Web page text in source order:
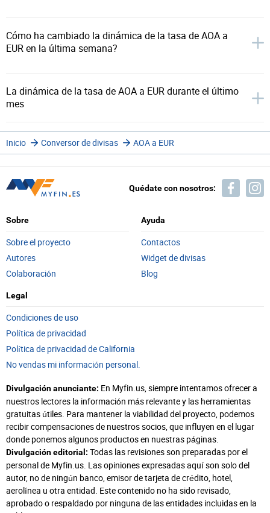
Cómo ha cambiado la dinámica de la tasa de AOA a
EUR en la última semana?
La dinámica de la tasa de AOA a EUR durante el último
mes
Inicio Conversor de divisas AOA a EUR
Quédate con nosotros:
Sobre
Sobre el proyecto
Autores
Colaboración
Ayuda
Contactos
Widget de divisas
Blog
Legal
Condiciones de uso
Política de privacidad
Política de privacidad de California
No vendas mi información personal.
Divulgación anunciante: En Myfin.us, siempre intentamos ofrecer a
nuestros lectores la información más relevante y las herramientas
gratuitas útiles. Para mantener la viabilidad del proyecto, podemos
recibir compensaciones de nuestros socios, que influyen en el lugar
donde ponemos algunos productos en nuestras páginas.
Divulgación editorial: Todas las revisiones son preparadas por el
personal de Myfin.us. Las opiniones expresadas aquí son solo del
autor, no de ningún banco, emisor de tarjeta de crédito, hotel,
aerolínea u otra entidad. Este contenido no ha sido revisado,
aprobado o respaldado por ninguna de las entidades incluidas en la